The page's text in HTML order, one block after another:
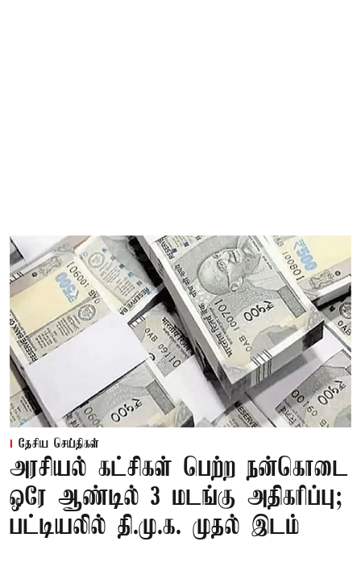
தேசிய செய்திகள்
அரசியல் கட்சிகள் பெற்ற நன்கொடை
ஒரே ஆண்டில் 3 மடங்கு அதிகரிப்பு;
பட்டியலில் தி.மு.க. முதல் இடம்